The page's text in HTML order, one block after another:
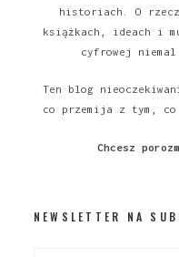
historiach. O
książkach, ideach i
cyfrowej
Ten blog
co przemija z tym,
Chcesz
NEWSLETTER NA